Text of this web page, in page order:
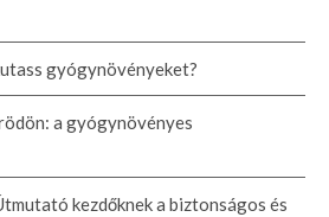
gyógynövényeket?
a gyógynövényes
kezdőknek a biztonságos és